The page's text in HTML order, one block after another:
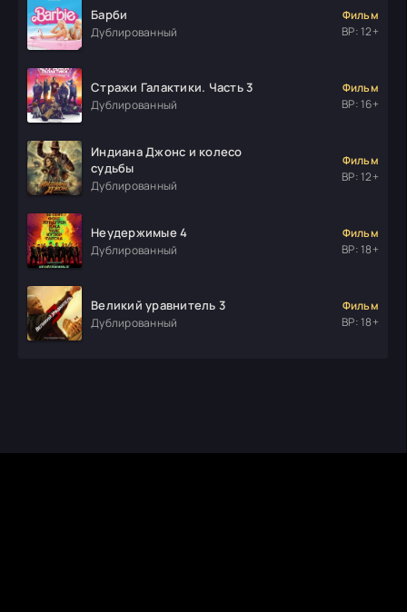
Барби
Дублированный
Фильм
ВР: 12+
Стражи Галактики. Часть 3
Дублированный
Фильм
ВР: 16+
Индиана Джонс и колесо
судьбы
Дублированный
Фильм
ВР: 12+
Неудержимые 4
Дублированный
Фильм
ВР: 18+
Великий уравнитель 3
Дублированный
Фильм
ВР: 18+